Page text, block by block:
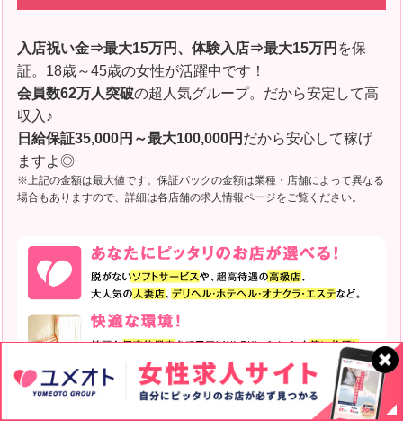
入店祝い金⇒最大15万円、体験入店⇒最大15万円 を保
証。18歳～45歳の女性が活躍中です！
会員数62万人突破の超人気グループ。だから安定して高
収入♪
日給保証35,000円～最大100,000円 だから安心して稼げ
ますよ◎
※上記の金額は最大値です。保証パックの金額は業種・店舗によって異なる
場合もありますので、詳細は各店舗の求人情報ページをご覧ください。